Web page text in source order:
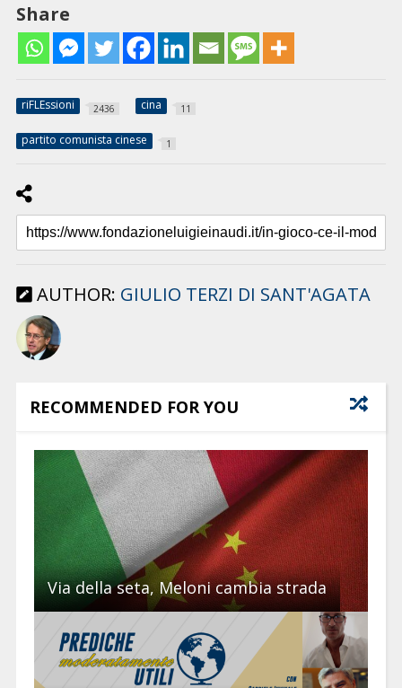
Share
riFLEssioni 2436 cina 11
partito comunista cinese 1
AUTHOR: GIULIO TERZI DI SANT'AGATA
RECOMMENDED FOR YOU
Via della seta, Meloni cambia strada